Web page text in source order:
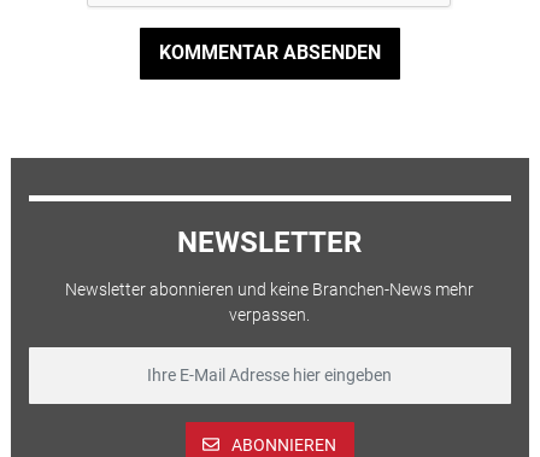
KOMMENTAR ABSENDEN
NEWSLETTER
Newsletter abonnieren und keine Branchen-News mehr
verpassen.
ABONNIEREN